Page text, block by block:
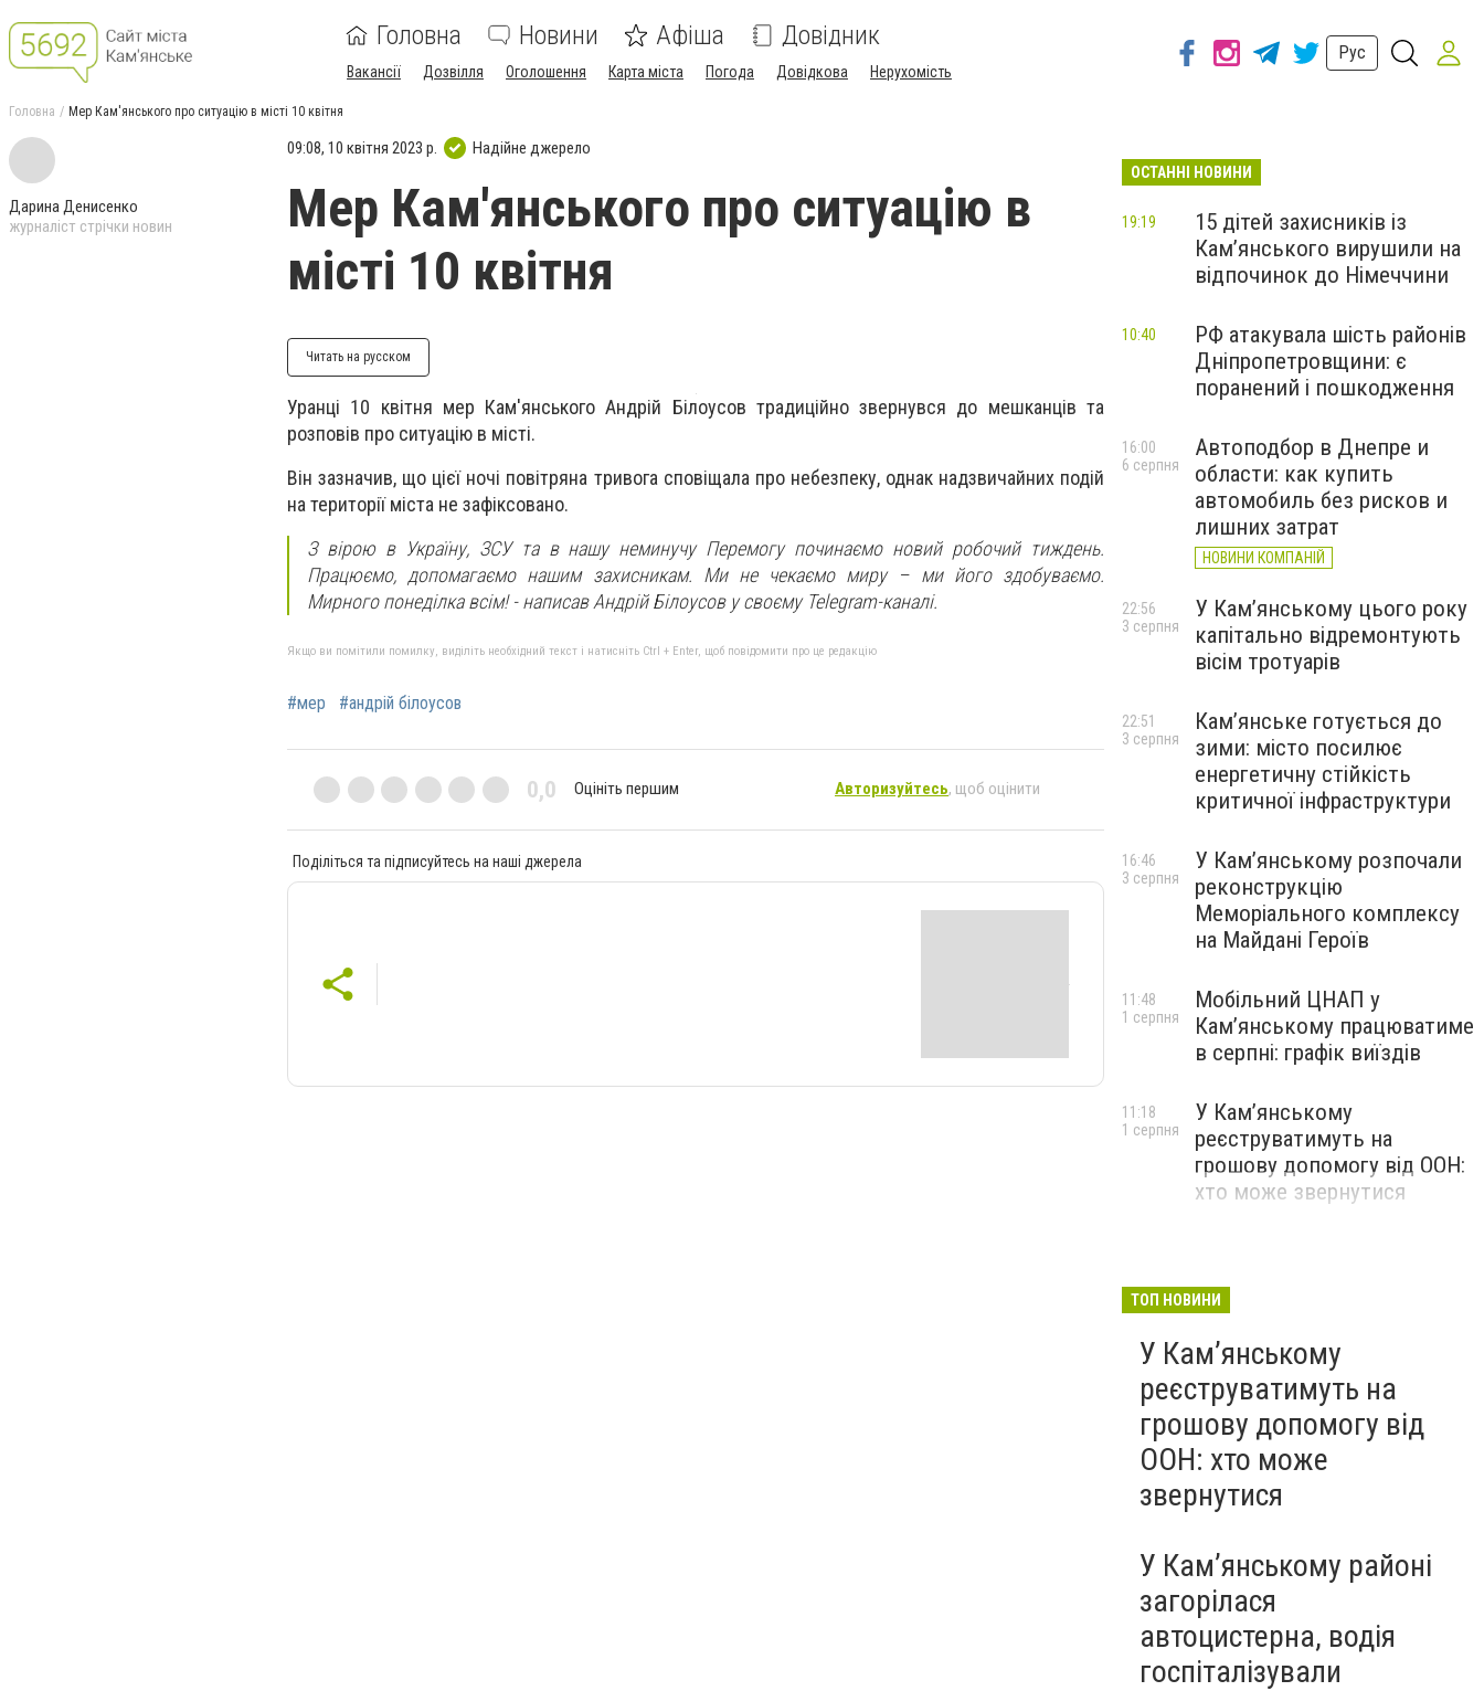
Головна Новини Афіша Довідник
Вакансії Дозвілля Оголошення Карта міста Погода Довідкова Нерухомість
Рус
Головна Мер Кам'янського про ситуацію в місті 10 квітня
Дарина Денисенко
журналіст стрічки новин
09:08, 10 квітня 2023 р. Надійне джерело
Мер Кам'янського про ситуацію в
місті 10 квітня
Читать на русском
Уранці 10 квітня мер Кам'янського Андрій Білоусов традиційно звернувся до мешканців та
розповів про ситуацію в місті.
Він зазначив, що цієї ночі повітряна тривога сповіщала про небезпеку, однак надзвичайних подій
на території міста не зафіксовано.
З вірою в Україну, ЗСУ та в нашу неминучу Перемогу починаємо новий робочий тиждень.
Працюємо, допомагаємо нашим захисникам. Ми не чекаємо миру – ми його здобуваємо.
Мирного понеділка всім! - написав Андрій Білоусов у своєму Telegram-каналі.
Якщо ви помітили помилку, виділіть необхідний текст і натисніть Ctrl + Enter, щоб повідомити про це редакцію
#мер #андрій білоусов
0,0 Оцініть першим Авторизуйтесь, щоб оцінити
Поділіться та підписуйтесь на наші джерела
ОСТАННІ НОВИНИ
15 дітей захисників із
Кам’янського вирушили на
відпочинок до Німеччини
19:19
РФ атакувала шість районів
Дніпропетровщини: є
поранений і пошкодження
10:40
Автоподбор в Днепре и
области: как купить
автомобиль без рисков и
лишних затрат
НОВИНИ КОМПАНІЙ
16:00
6 серпня
У Кам’янському цього року
капітально відремонтують
вісім тротуарів
22:56
3 серпня
Кам’янське готується до
зими: місто посилює
енергетичну стійкість
критичної інфраструктури
22:51
3 серпня
У Кам’янському розпочали
реконструкцію
Меморіального комплексу
на Майдані Героїв
16:46
3 серпня
Мобільний ЦНАП у
Кам’янському працюватиме
в серпні: графік виїздів
11:48
1 серпня
У Кам’янському
реєструватимуть на
грошову допомогу від ООН:
хто може звернутися
11:18
1 серпня
ТОП НОВИНИ
У Кам’янському
реєструватимуть на
грошову допомогу від
ООН: хто може
звернутися
У Кам’янському районі
загорілася
автоцистерна, водія
госпіталізували